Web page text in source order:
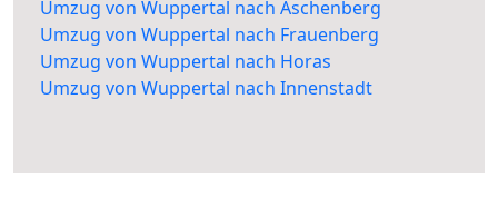
Umzug von Wuppertal nach Aschenberg
Umzug von Wuppertal nach Frauenberg
Umzug von Wuppertal nach Horas
Umzug von Wuppertal nach Innenstadt